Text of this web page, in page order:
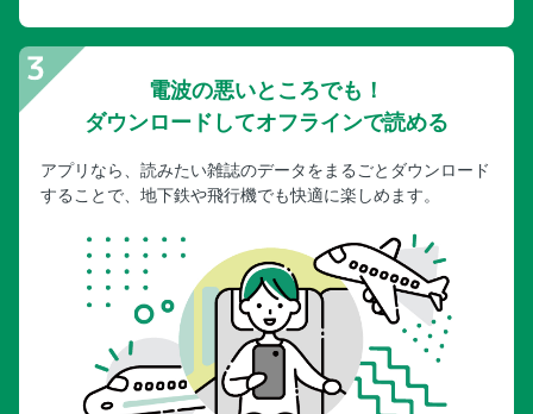
電波の悪いところでも！
ダウンロードしてオフラインで読める
アプリなら、読みたい雑誌のデータをまるごとダウンロード
することで、地下鉄や飛行機でも快適に楽しめます。